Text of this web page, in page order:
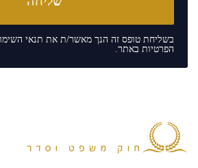
בשליחת טופס זה הנך מאשר/ת את תנאי
הפרטיות באתר.